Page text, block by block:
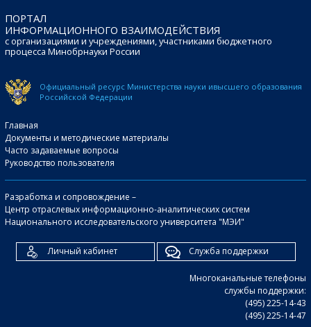
ПОРТАЛ
ИНФОРМАЦИОННОГО ВЗАИМОДЕЙСТВИЯ
с организациями и учреждениями, участниками бюджетного
процесса Минобрнауки России
Официальный ресурс Министерства науки ивысшего образования
Российской Федерации
Главная
Документы и методические материалы
Часто задаваемые вопросы
Руководство пользователя
Разработка и сопровождение –
Центр отраслевых информационно-аналитических систем
Национального исследовательского университета "МЭИ"
Личный кабинет Служба поддержки
Многоканальные телефоны
службы поддержки:
(495) 225-14-43
(495) 225-14-47